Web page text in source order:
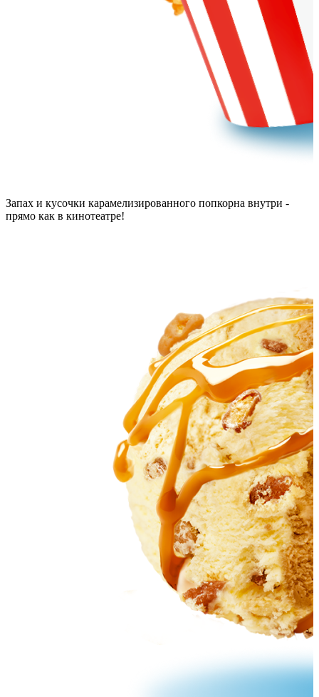
Запах и кусочки карамелизированного попкорна внутри -
прямо как в кинотеатре!